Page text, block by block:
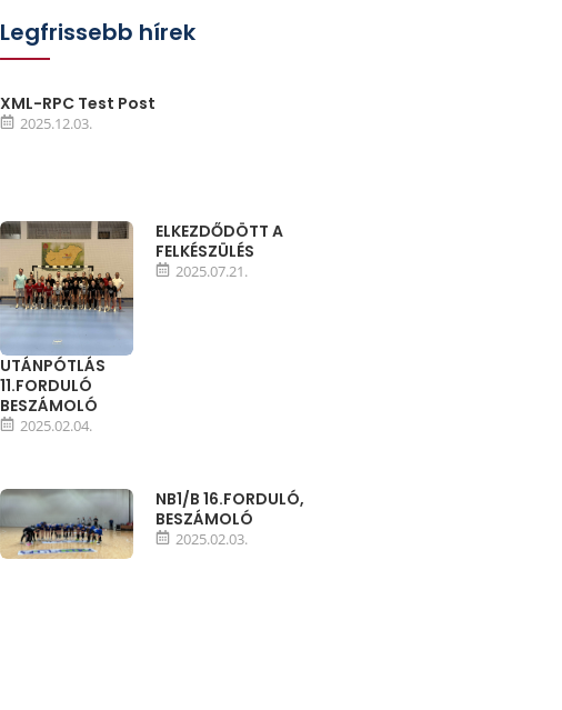
Legfrissebb hírek
XML-RPC Test Post
2025.12.03.
ELKEZDŐDÖTT A
FELKÉSZÜLÉS
2025.07.21.
UTÁNPÓTLÁS
11.FORDULÓ
BESZÁMOLÓ
2025.02.04.
NB1/B 16.FORDULÓ,
BESZÁMOLÓ
2025.02.03.